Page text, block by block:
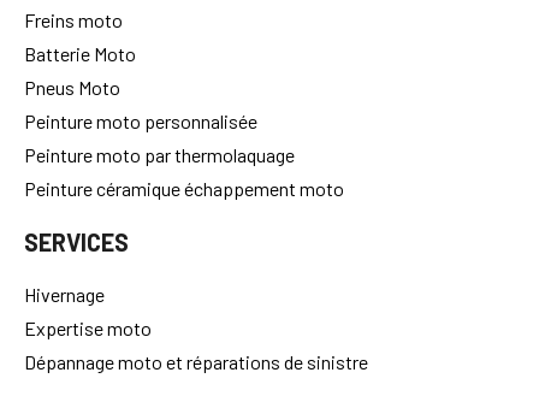
Freins moto
Batterie Moto
Pneus Moto
Peinture moto personnalisée
Peinture moto par thermolaquage
Peinture céramique échappement moto
SERVICES
Hivernage
Expertise moto
Dépannage moto et réparations de sinistre